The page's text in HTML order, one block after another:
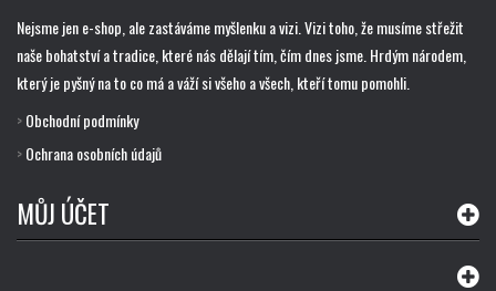
Nejsme jen e-shop, ale zastáváme myšlenku a vizi. Vizi toho, že musíme střežit
naše bohatství a tradice, které nás dělají tím, čím dnes jsme. Hrdým národem,
který je pyšný na to co má a váží si všeho a všech, kteří tomu pomohli.
> Obchodní podmínky
> Ochrana osobních údajů
MŮJ ÚČET